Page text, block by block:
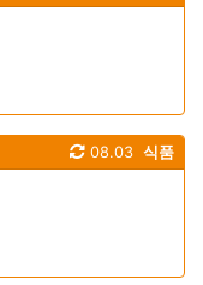
식품
08.03